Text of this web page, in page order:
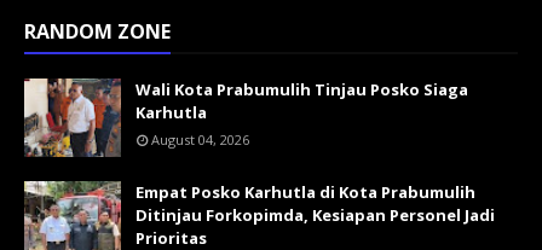
RANDOM ZONE
Wali Kota Prabumulih Tinjau Posko Siaga
Karhutla
August 04, 2026
Empat Posko Karhutla di Kota Prabumulih
Ditinjau Forkopimda, Kesiapan Personel Jadi
Prioritas